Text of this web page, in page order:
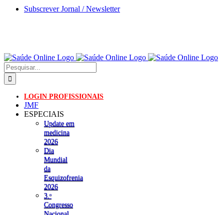
Skip
Subscrever Jornal / Newsletter
Pesquisar
LOGIN PROFISSIONAIS
JMF
ESPECIAIS
Update em
medicina
2026
Dia
Mundial
da
Esquizofrenia
2026
3.ᵒ
Congresso